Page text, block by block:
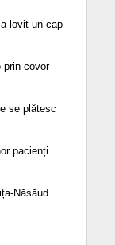
lovit un cap
prin covor
se plătesc
pacienți
Năsăud.